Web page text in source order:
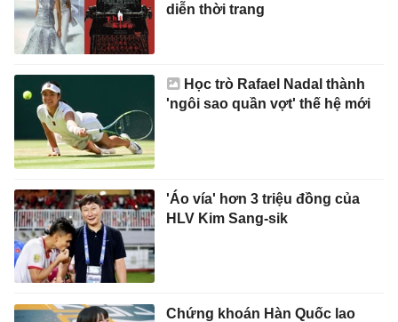
diễn thời trang
Học trò Rafael Nadal thành
'ngôi sao quần vợt' thế hệ mới
'Áo vía' hơn 3 triệu đồng của
HLV Kim Sang-sik
Chứng khoán Hàn Quốc lao